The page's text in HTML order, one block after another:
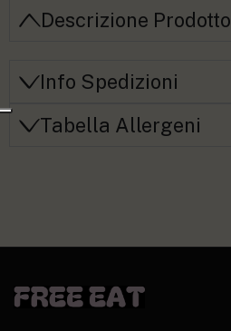
Descrizione Prodotto
Info Spedizioni
Tabella Allergeni